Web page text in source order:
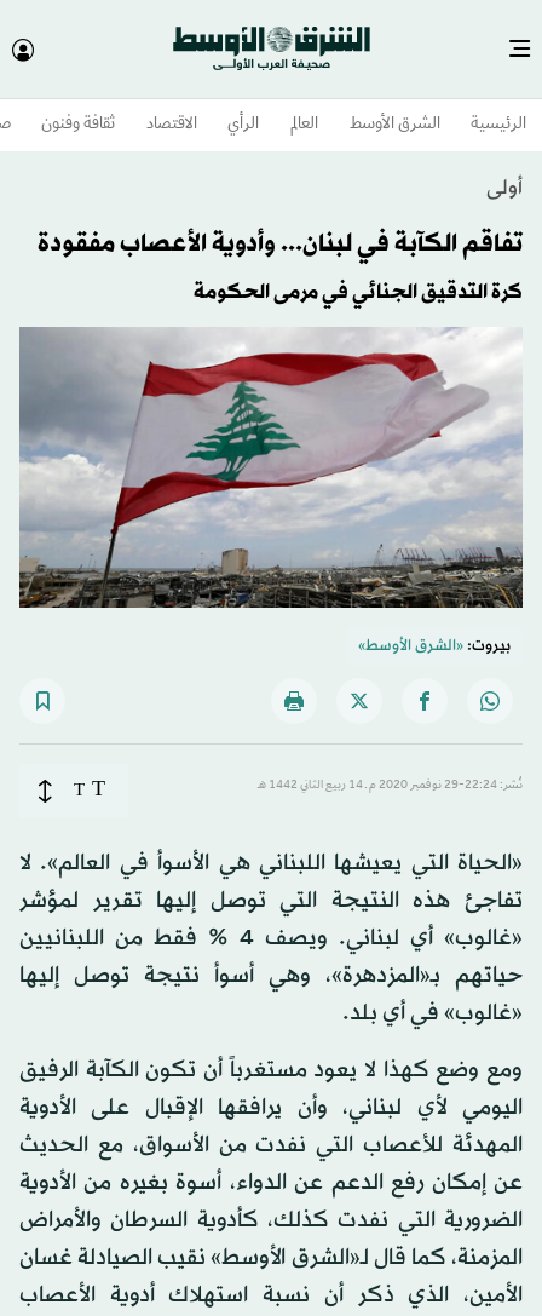
الرئيسية الشرق الأوسط​ العالم الرأي الاقتصاد ثقافة وفنون
أولى
تفاقم الكآبة في لبنان... وأدوية الأعصاب مفقودة
كرة التدقيق الجنائي في مرمى الحكومة
بيروت:«الشرق الأوسط»
نُشر: 22:24-29 نوفمبر 2020 م ـ 14 ربيع الثاني 1442 هـ T
T
«الحياة التي يعيشها اللبناني هي الأسوأ في العالم». لا
تفاجئ هذه النتيجة التي توصل إليها تقرير لمؤشر
«غالوب» أي لبناني. ويصف 4 % فقط من اللبنانيين
حياتهم بـ«المزدهرة»، وهي أسوأ نتيجة توصل إليها
«غالوب» في أي بلد.
ومع وضع كهذا لا يعود مستغرباً أن تكون الكآبة الرفيق
اليومي لأي لبناني، وأن يرافقها الإقبال على الأدوية
المهدئة للأعصاب التي نفدت من الأسواق، مع الحديث
عن إمكان رفع الدعم عن الدواء، أسوة بغيره من الأدوية
الضرورية التي نفدت كذلك، كأدوية السرطان والأمراض
المزمنة، كما قال لـ«الشرق الأوسط» نقيب الصيادلة غسان
الأمين، الذي ذكر أن نسبة استهلاك أدوية الأعصاب